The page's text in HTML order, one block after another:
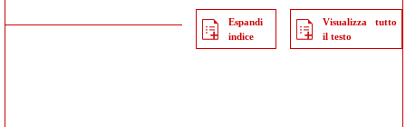
Espandi
indice
Visualizza tutto
il testo